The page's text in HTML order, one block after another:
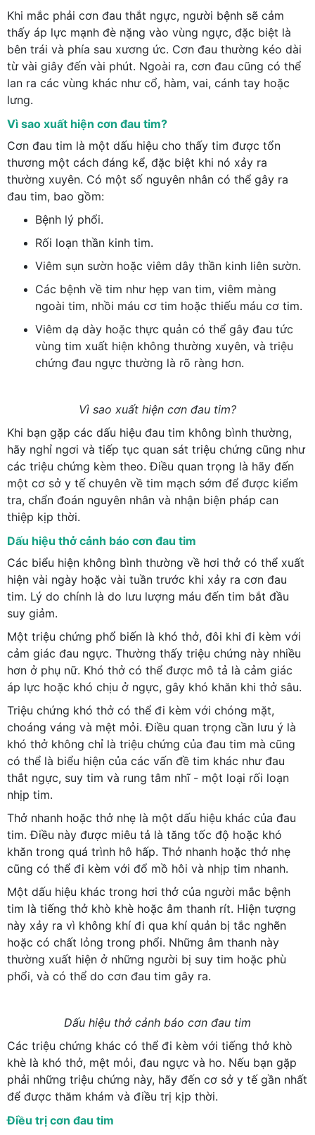
Khi mắc phải cơn đau thắt ngực, người bệnh sẽ cảm
thấy áp lực mạnh đè nặng vào vùng ngực, đặc biệt là
bên trái và phía sau xương ức. Cơn đau thường kéo dài
từ vài giây đến vài phút. Ngoài ra, cơn đau cũng có thể
lan ra các vùng khác như cổ, hàm, vai, cánh tay hoặc
lưng.
Vì sao xuất hiện cơn đau tim?
Cơn đau tim là một dấu hiệu cho thấy tim được tổn
thương một cách đáng kể, đặc biệt khi nó xảy ra
thường xuyên. Có một số nguyên nhân có thể gây ra
đau tim, bao gồm:
Bệnh lý phổi.
Rối loạn thần kinh tim.
Viêm sụn sườn hoặc viêm dây thần kinh liên sườn.
Các bệnh về tim như hẹp van tim, viêm màng
ngoài tim, nhồi máu cơ tim hoặc thiếu máu cơ tim.
Viêm dạ dày hoặc thực quản có thể gây đau tức
vùng tim xuất hiện không thường xuyên, và triệu
chứng đau ngực thường là rõ ràng hơn.
Vì sao xuất hiện cơn đau tim?
Khi bạn gặp các dấu hiệu đau tim không bình thường,
hãy nghỉ ngơi và tiếp tục quan sát triệu chứng cũng như
các triệu chứng kèm theo. Điều quan trọng là hãy đến
một cơ sở y tế chuyên về tim mạch sớm để được kiểm
tra, chẩn đoán nguyên nhân và nhận biện pháp can
thiệp kịp thời.
Dấu hiệu thở cảnh báo cơn đau tim
Các biểu hiện không bình thường về hơi thở có thể xuất
hiện vài ngày hoặc vài tuần trước khi xảy ra cơn đau
tim. Lý do chính là do lưu lượng máu đến tim bắt đầu
suy giảm.
Một triệu chứng phổ biến là khó thở, đôi khi đi kèm với
cảm giác đau ngực. Thường thấy triệu chứng này nhiều
hơn ở phụ nữ. Khó thở có thể được mô tả là cảm giác
áp lực hoặc khó chịu ở ngực, gây khó khăn khi thở sâu.
Triệu chứng khó thở có thể đi kèm với chóng mặt,
choáng váng và mệt mỏi. Điều quan trọng cần lưu ý là
khó thở không chỉ là triệu chứng của đau tim mà cũng
có thể là biểu hiện của các vấn đề tim khác như đau
thắt ngực, suy tim và rung tâm nhĩ - một loại rối loạn
nhịp tim.
Thở nhanh hoặc thở nhẹ là một dấu hiệu khác của đau
tim. Điều này được miêu tả là tăng tốc độ hoặc khó
khăn trong quá trình hô hấp. Thở nhanh hoặc thở nhẹ
cũng có thể đi kèm với đổ mồ hôi và nhịp tim nhanh.
Một dấu hiệu khác trong hơi thở của người mắc bệnh
tim là tiếng thở khò khè hoặc âm thanh rít. Hiện tượng
này xảy ra vì không khí đi qua khí quản bị tắc nghẽn
hoặc có chất lỏng trong phổi. Những âm thanh này
thường xuất hiện ở những người bị suy tim hoặc phù
phổi, và có thể do cơn đau tim gây ra.
Dấu hiệu thở cảnh báo cơn đau tim
Các triệu chứng khác có thể đi kèm với tiếng thở khò
khè là khó thở, mệt mỏi, đau ngực và ho. Nếu bạn gặp
phải những triệu chứng này, hãy đến cơ sở y tế gần nhất
để được thăm khám và điều trị kịp thời.
Điều trị cơn đau tim